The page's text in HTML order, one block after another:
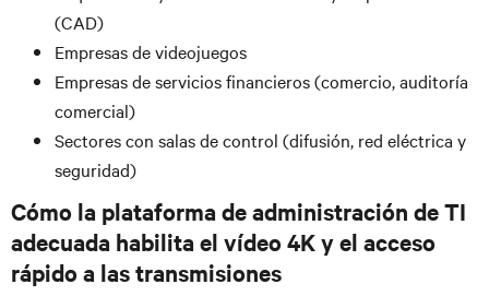
(CAD)
Empresas de videojuegos
Empresas de servicios financieros (comercio, auditoría
comercial)
Sectores con salas de control (difusión, red eléctrica y
seguridad)
Cómo la plataforma de administración de TI
adecuada habilita el vídeo 4K y el acceso
rápido a las transmisiones